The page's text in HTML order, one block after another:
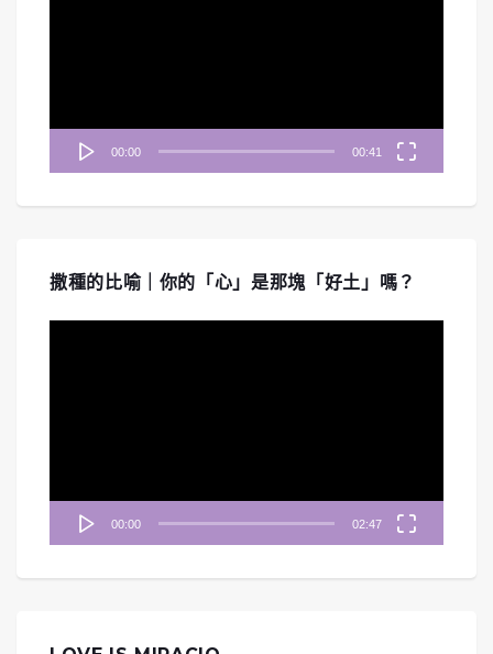
00:00 00:41
撒種的比喻｜你的「心」是那塊「好土」嗎？
00:00 02:47